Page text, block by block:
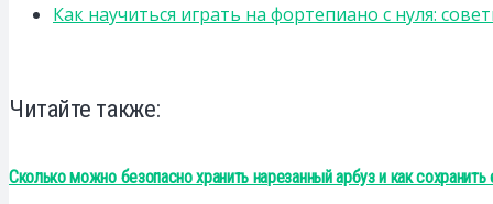
Как научиться играть на фортепиано с нуля:
Читайте также:
Сколько можно безопасно хранить нарезанный арбуз и как